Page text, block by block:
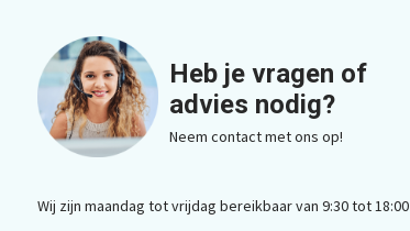
Heb je vragen of
advies nodig?
Neem contact met ons op!
Wij zijn maandag tot vrijdag bereikbaar van 9:30 tot 18:00